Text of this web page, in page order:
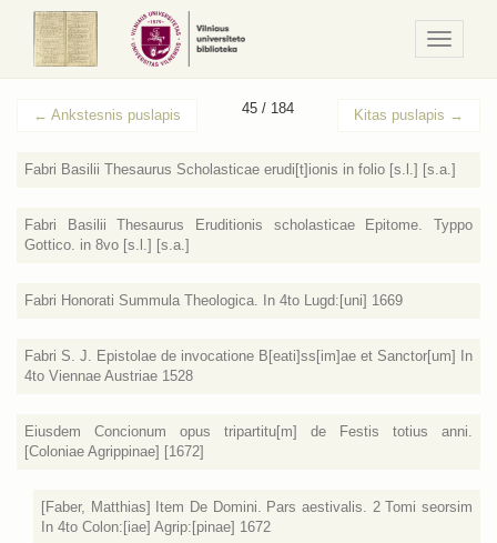
/
Meniu
← Ankstesnis puslapis 45 / 184 Kitas puslapis →
Fabri Basilii Thesaurus Scholasticae erudi[t]ionis in folio [s.l.] [s.a.]
Fabri Basilii Thesaurus Eruditionis scholasticae Epitome. Typpo
Gottico. in 8vo [s.l.] [s.a.]
Fabri Honorati Summula Theologica. In 4to Lugd:[uni] 1669
Fabri S. J. Epistolae de invocatione B[eati]ss[im]ae et Sanctor[um] In
4to Viennae Austriae 1528
Eiusdem Concionum opus tripartitu[m] de Festis totius anni.
[Coloniae Agrippinae] [1672]
[Faber, Matthias] Item De Domini. Pars aestivalis. 2 Tomi seorsim
In 4to Colon:[iae] Agrip:[pinae] 1672